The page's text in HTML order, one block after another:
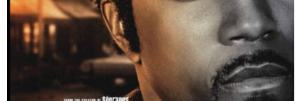
オンラインストア
お問い合わせ